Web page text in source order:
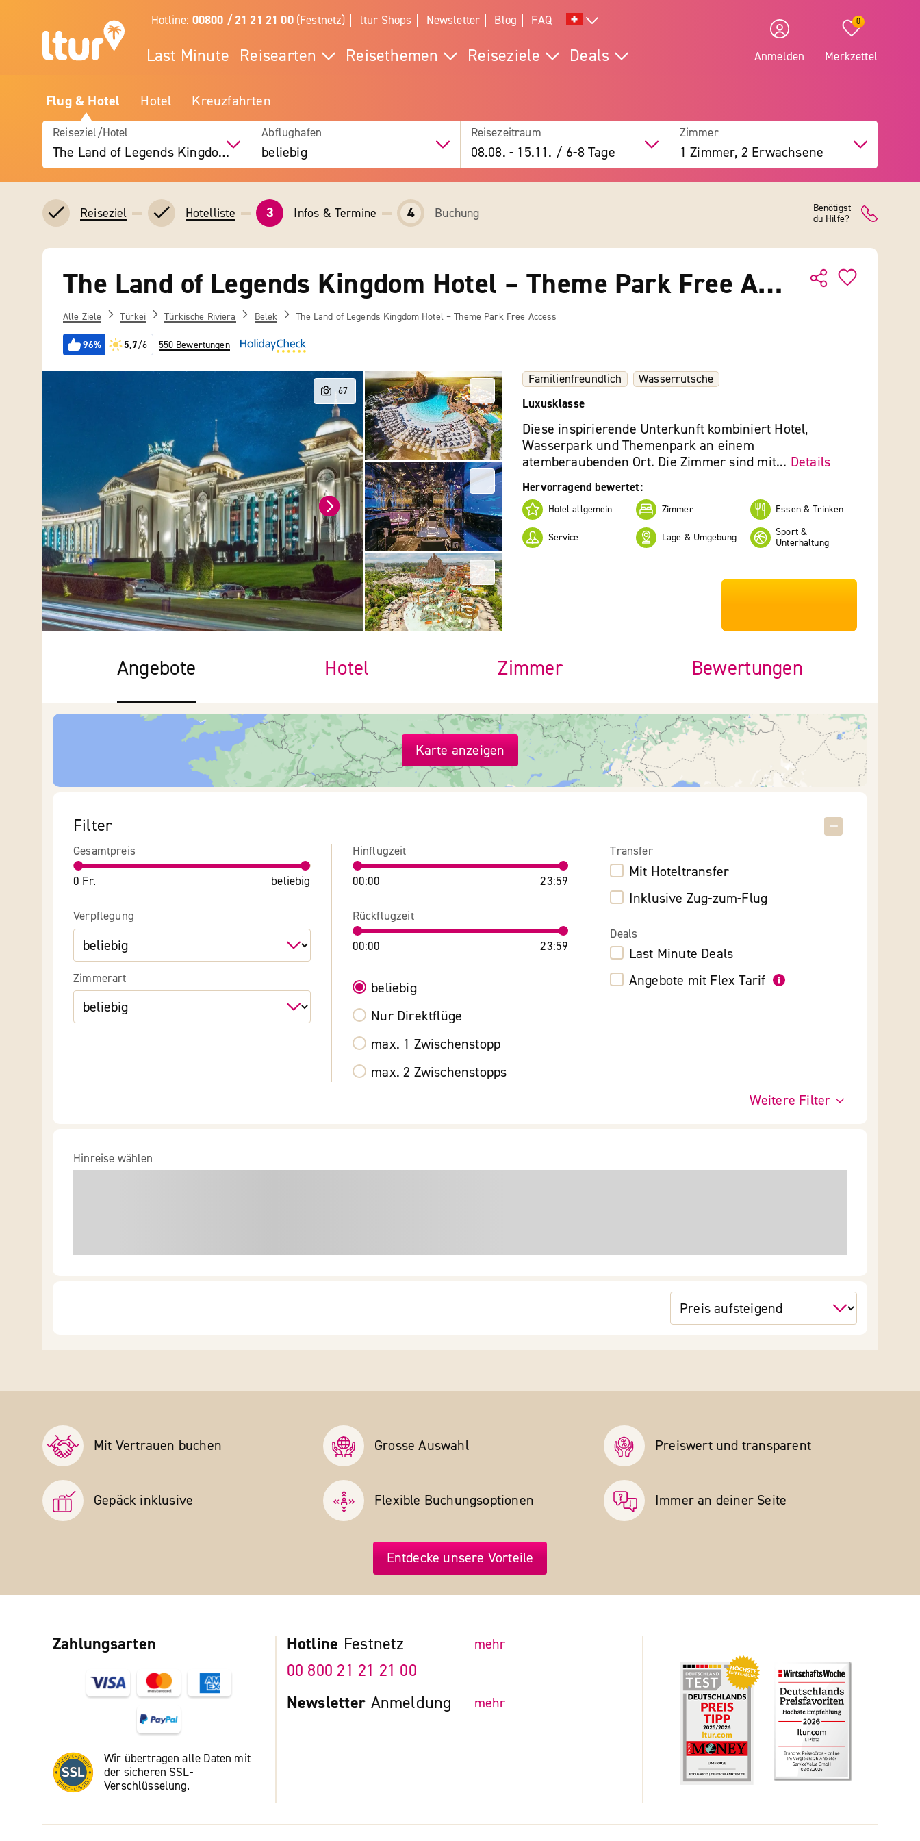
Hotline: 00800 / 21 21 21 00(Festnetz) ltur Shops Newsletter Blog FAQ
Last Minute Reisearten Reisethemen Reiseziele Deals Anmelden
0
Merkzettel
Flug & Hotel Hotel Kreuzfahrten
Reiseziel/Hotel
The Land of Legends Kingdom Hotel – Theme Park Free Access
Abflughafen
beliebig
Reisezeitraum
08.08. - 15.11. / 6-8 Tage
Zimmer
1 Zimmer, 2 Erwachsene
Reiseziel Hotelliste 3 Infos & Termine 4 Buchung
Benötigst
du Hilfe?
The Land of Legends Kingdom Hotel – Theme Park Free Access
Alle Ziele Türkei Türkische Riviera Belek The Land of Legends Kingdom Hotel – Theme Park Free Access
96% 5,7/6 550 Bewertungen
Familienfreundlich
Wasserrutsche
Luxusklasse
Diese inspirierende Unterkunft kombiniert Hotel,
Wasserpark und Themenpark an einem
atemberaubenden Ort. Die Zimmer sind mit... Details
Hervorragend bewertet:
Hotel allgemein Zimmer Essen & Trinken
Service Lage & Umgebung
Sport &
Unterhaltung
Angebote Hotel Zimmer Bewertungen
Karte anzeigen
Filter
Gesamtpreis
0 Fr. beliebig
Verpflegung
Zimmerart
Hinflugzeit
00:00 23:59
Rückflugzeit
00:00 23:59
beliebig
Nur Direktflüge
max. 1 Zwischenstopp
max. 2 Zwischenstopps
Transfer
Mit Hoteltransfer
Inklusive Zug-zum-Flug
Deals
Last Minute Deals
Angebote mit Flex Tarif
Weitere Filter
Hinreise wählen
Mit Vertrauen buchen Grosse Auswahl Preiswert und transparent
Gepäck inklusive Flexible Buchungs­optionen Immer an deiner Seite
Entdecke unsere Vorteile
Zahlungsarten
Wir übertragen alle Daten mit
der sicheren SSL-
Verschlüsselung.
Hotline Festnetz mehr
00 800 21 21 21 00
Newsletter Anmeldung mehr